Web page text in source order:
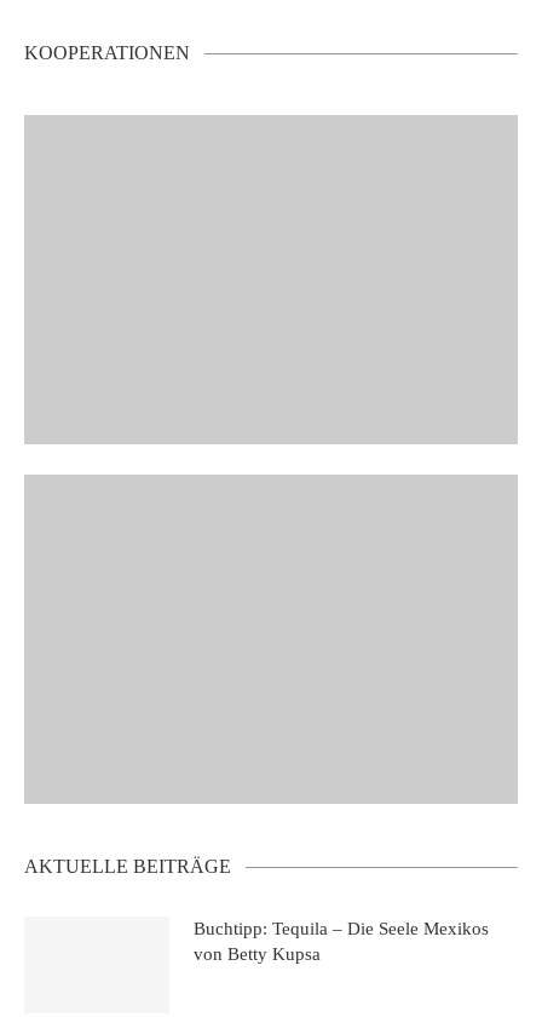
KOOPERATIONEN
AKTUELLE BEITRÄGE
Buchtipp: Tequila – Die Seele Mexikos
von Betty Kupsa